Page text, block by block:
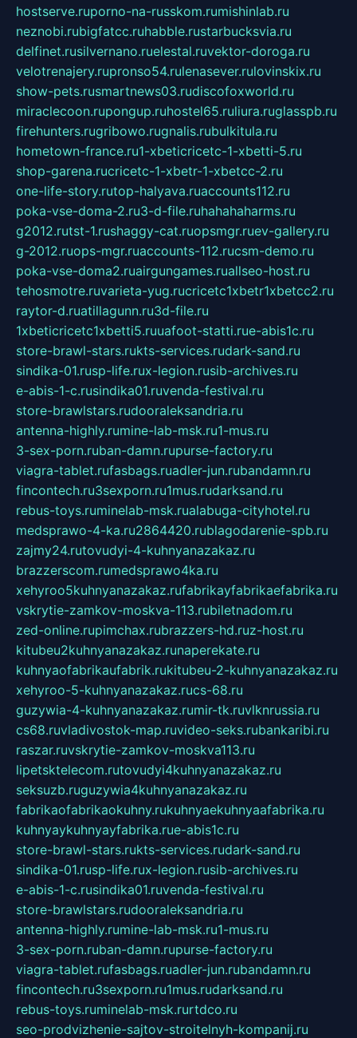
hostserve.ruporno-na-russkom.rumishinlab.ru
neznobi.rubigfatcc.ruhabble.rustarbucksvia.ru
delfinet.rusilvernano.ruelestal.ruvektor-doroga.ru
velotrenajery.rupronso54.rulenasever.rulovinskix.ru
show-pets.rusmartnews03.rudiscofoxworld.ru
miraclecoon.rupongup.ruhostel65.ruliura.ruglasspb.ru
firehunters.rugribowo.rugnalis.rubulkitula.ru
hometown-france.ru1-xbeticricetc-1-xbetti-5.ru
shop-garena.rucricetc-1-xbetr-1-xbetcc-2.ru
one-life-story.rutop-halyava.ruaccounts112.ru
poka-vse-doma-2.ru3-d-file.ruhahahaharms.ru
g2012.rutst-1.rushaggy-cat.ruopsmgr.ruev-gallery.ru
g-2012.ruops-mgr.ruaccounts-112.rucsm-demo.ru
poka-vse-doma2.ruairgungames.ruallseo-host.ru
tehosmotre.ruvarieta-yug.rucricetc1xbetr1xbetcc2.ru
raytor-d.ruatillagunn.ru3d-file.ru
1xbeticricetc1xbetti5.ruuafoot-statti.rue-abis1c.ru
store-brawl-stars.rukts-services.rudark-sand.ru
sindika-01.rusp-life.rux-legion.rusib-archives.ru
e-abis-1-c.rusindika01.ruvenda-festival.ru
store-brawlstars.rudooraleksandria.ru
antenna-highly.rumine-lab-msk.ru1-mus.ru
3-sex-porn.ruban-damn.rupurse-factory.ru
viagra-tablet.rufasbags.ruadler-jun.rubandamn.ru
fincontech.ru3sexporn.ru1mus.rudarksand.ru
rebus-toys.ruminelab-msk.rualabuga-cityhotel.ru
medsprawo-4-ka.ru2864420.rublagodarenie-spb.ru
zajmy24.rutovudyi-4-kuhnyanazakaz.ru
brazzerscom.rumedsprawo4ka.ru
xehyroo5kuhnyanazakaz.rufabrikayfabrikaefabrika.ru
vskrytie-zamkov-moskva-113.rubiletnadom.ru
zed-online.rupimchax.rubrazzers-hd.ruz-host.ru
kitubeu2kuhnyanazakaz.runaperekate.ru
kuhnyaofabrikaufabrik.rukitubeu-2-kuhnyanazakaz.ru
xehyroo-5-kuhnyanazakaz.rucs-68.ru
guzywia-4-kuhnyanazakaz.rumir-tk.ruvlknrussia.ru
cs68.ruvladivostok-map.ruvideo-seks.rubankaribi.ru
raszar.ruvskrytie-zamkov-moskva113.ru
lipetsktelecom.rutovudyi4kuhnyanazakaz.ru
seksuzb.ruguzywia4kuhnyanazakaz.ru
fabrikaofabrikaokuhny.rukuhnyaekuhnyaafabrika.ru
kuhnyaykuhnyayfabrika.rue-abis1c.ru
store-brawl-stars.rukts-services.rudark-sand.ru
sindika-01.rusp-life.rux-legion.rusib-archives.ru
e-abis-1-c.rusindika01.ruvenda-festival.ru
store-brawlstars.rudooraleksandria.ru
antenna-highly.rumine-lab-msk.ru1-mus.ru
3-sex-porn.ruban-damn.rupurse-factory.ru
viagra-tablet.rufasbags.ruadler-jun.rubandamn.ru
fincontech.ru3sexporn.ru1mus.rudarksand.ru
rebus-toys.ruminelab-msk.rurtdco.ru
seo-prodvizhenie-sajtov-stroitelnyh-kompanij.ru